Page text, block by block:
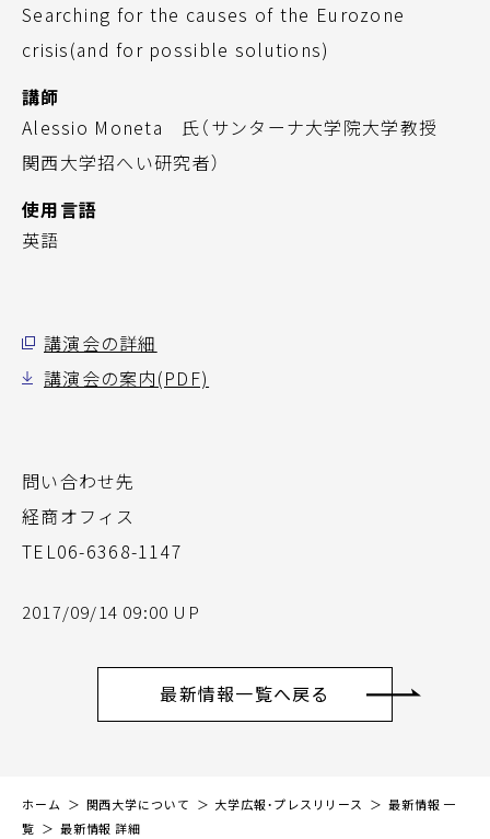
Searching for the causes of the Eurozone
crisis(and for possible solutions)
講師
Alessio Moneta 氏（サンターナ大学院大学教授
関西大学招へい研究者）
使用言語
英語
講演会の詳細
講演会の案内(PDF)
問い合わせ先
経商オフィス
TEL06-6368-1147
2017/09/14 09:00 UP
最新情報一覧へ戻る
ホーム 関西大学について 大学広報・プレスリリース
最新情報 一
覧
最新情報 詳細